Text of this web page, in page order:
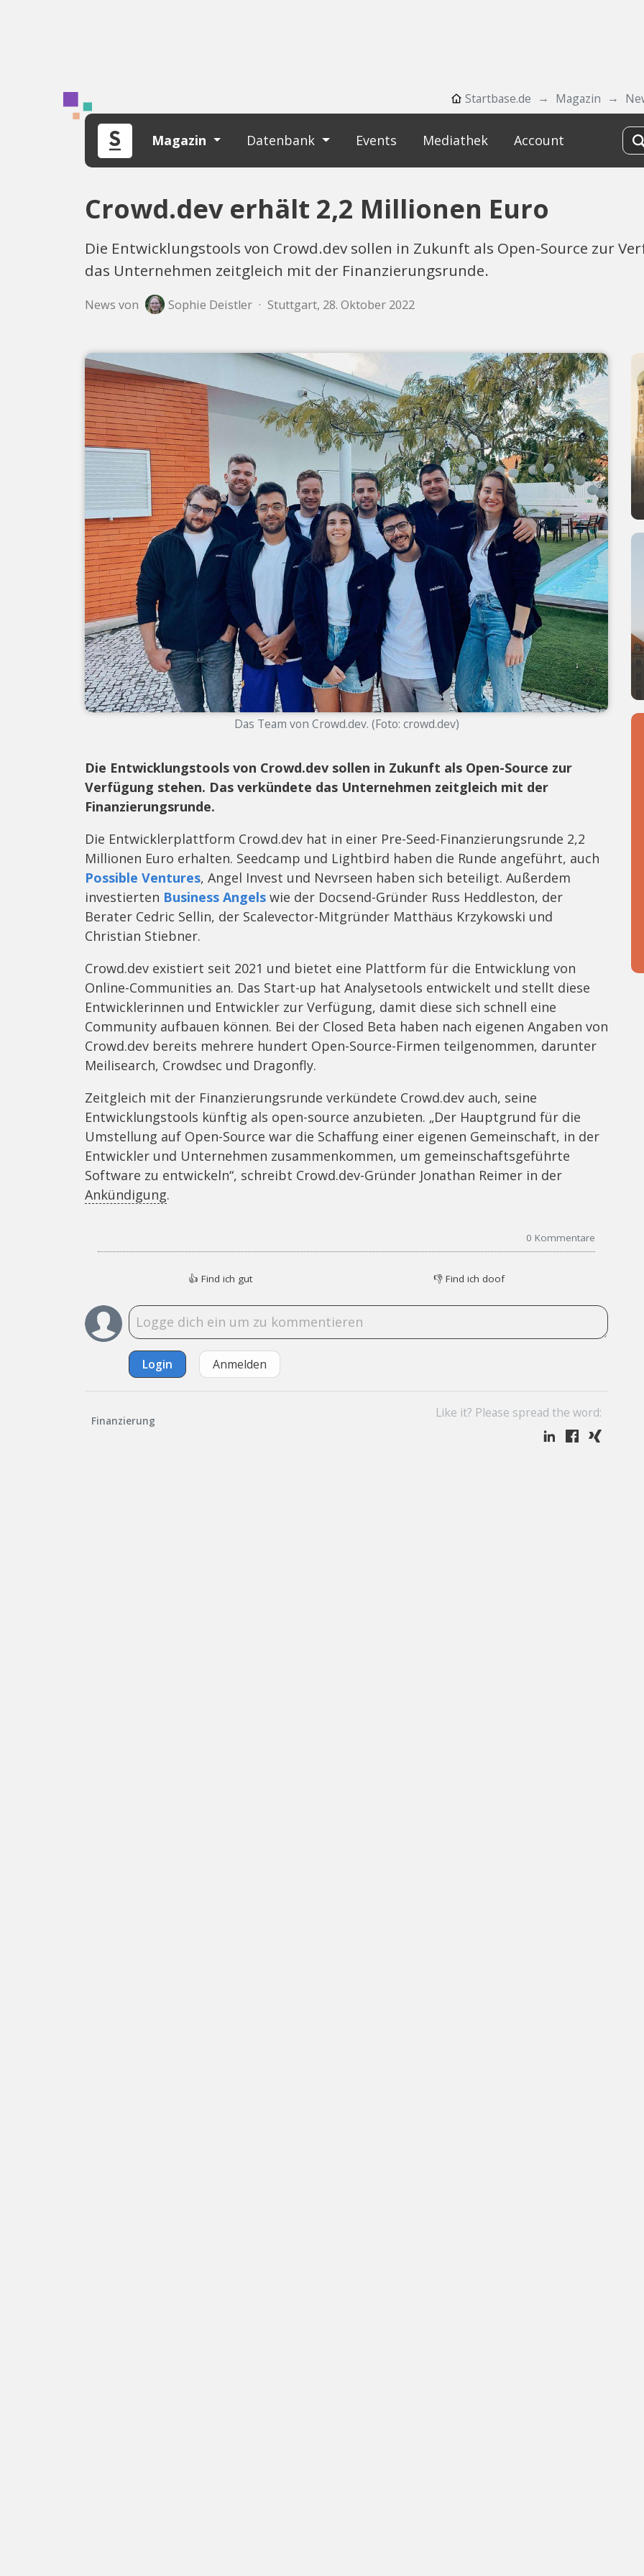
Startbase.de Magazin
Magazin Datenbank Events Mediathek Account
Crowd.dev erhält 2,2 Millionen Euro
Die Entwicklungstools von Crowd.dev sollen in Zukunft als Open-Source zur
das Unternehmen zeitgleich mit der Finanzierungsrunde.
News von Sophie Deistler · Stuttgart, 28. Oktober 2022
Das Team von Crowd.dev. (Foto: crowd.dev)
Die Entwicklungstools von Crowd.dev sollen in Zukunft als Open-Source zur
Verfügung stehen. Das verkündete das Unternehmen zeitgleich mit der
Finanzierungsrunde.
Die Entwicklerplattform Crowd.dev hat in einer Pre-Seed-Finanzierungsrunde 2,2
Millionen Euro erhalten. Seedcamp und Lightbird haben die Runde angeführt, auch
Possible Ventures, Angel Invest und Nevrseen haben sich beteiligt. Außerdem
investierten Business Angels wie der Docsend-Gründer Russ Heddleston, der
Berater Cedric Sellin, der Scalevector-Mitgründer Matthäus Krzykowski und
Christian Stiebner.
Crowd.dev existiert seit 2021 und bietet eine Plattform für die Entwicklung von
Online-Communities an. Das Start-up hat Analysetools entwickelt und stellt diese
Entwicklerinnen und Entwickler zur Verfügung, damit diese sich schnell eine
Community aufbauen können. Bei der Closed Beta haben nach eigenen Angaben von
Crowd.dev bereits mehrere hundert Open-Source-Firmen teilgenommen, darunter
Meilisearch, Crowdsec und Dragonfly.
Zeitgleich mit der Finanzierungsrunde verkündete Crowd.dev auch, seine
Entwicklungstools künftig als open-source anzubieten. „Der Hauptgrund für die
Umstellung auf Open-Source war die Schaffung einer eigenen Gemeinschaft, in der
Entwickler und Unternehmen zusammenkommen, um gemeinschaftsgeführte
Software zu entwickeln“, schreibt Crowd.dev-Gründer Jonathan Reimer in der
Ankündigung.
0 Kommentare
👍 Find ich gut 👎 Find ich doof
Login Anmelden
Finanzierung
Like it? Please spread the word: